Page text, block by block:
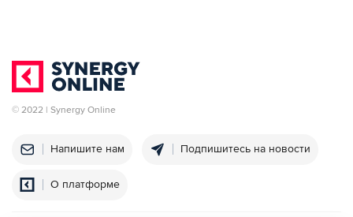
© 2022 | Synergy Online
Напишите нам Подпишитесь на новости
О платформе